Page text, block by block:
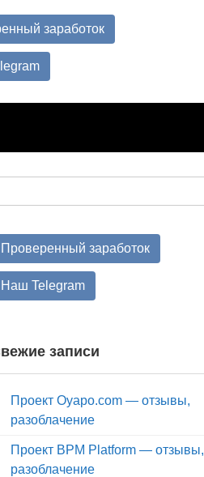
заработок
Проверенный заработок
Наш Telegram
записи
Проект Oyapo.com — отзывы,
разоблачение
Проект BPM Platform — отзывы,
разоблачение